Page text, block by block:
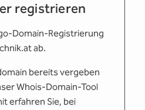
registrieren
Domain-Registrierung
ab.
bereits vergeben
Whois-Domain-Tool
erfahren Sie, bei